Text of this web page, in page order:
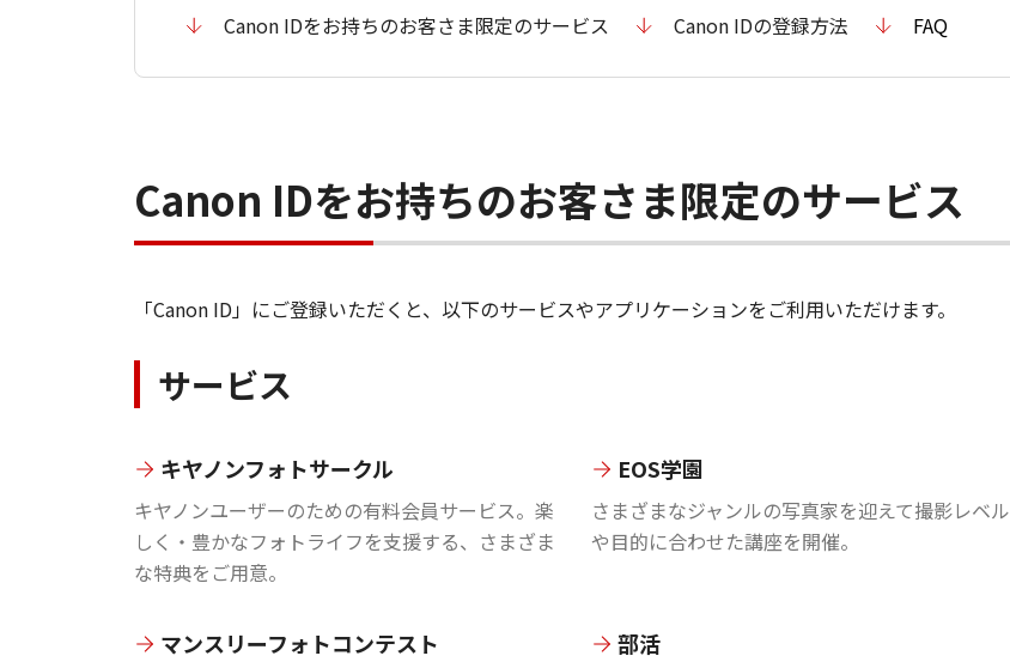
Canon IDをお持ちのお客さま限定のサービス Canon IDの登録方法 FAQ
Canon IDをお持ちのお客さま限定のサービス
「Canon ID」にご登録いただくと、以下のサービスやアプリケーションをご利用いただけます。
サービス
キヤノンフォトサークル
キヤノンユーザーのための有料会員サービス。楽
しく・豊かなフォトライフを支援する、さまざま
な特典をご用意。
EOS学園
さまざまなジャンルの写真家を迎えて撮影レベル
や目的に合わせた講座を開催。
マンスリーフォトコンテスト 部活